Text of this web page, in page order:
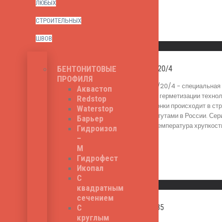
ЛЮБЫХ
СТРОИТЕЛЬНЫХ
ШВОВ
БЕНТОНИТОВЫЕ
ПРОФИЛЯ
Аквастоп
Redstop
Waterstop
Барьер
Гидроизол
–
М
Гидрофест
Икопал
С
квадратным
сечением
С
круглым
Litaproof OC-M-200/20/4
Litaproof OC-M-200/20/4 - специальная
роль гидроизоляции и герметизации
бетона. Установка шпонки происходит в
строительными институтами в России.
200/20/4 - 220 мм, температура
350₽
Read More
Быстрый просмотр
Litaproof UC-90/20/35